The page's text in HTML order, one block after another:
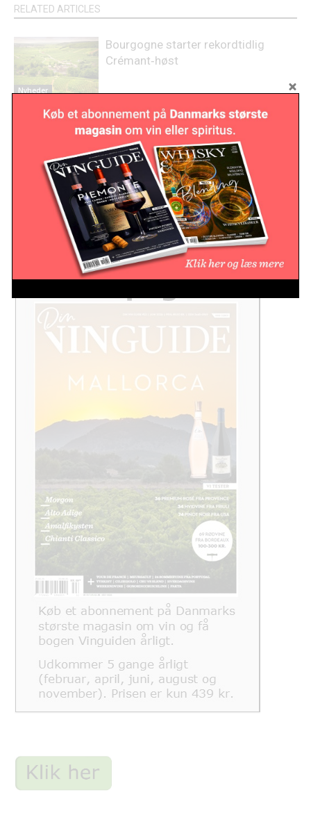
RELATED ARTICLES
Nyheder
Bourgogne starter rekordtidlig
Crémant‑høst
Nyheder
Australsk vineksport falder til
laveste niveau i 22 år
Lovende høst på Sicilien